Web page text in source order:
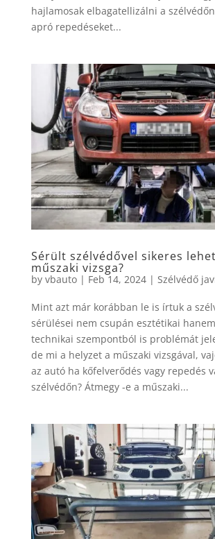
hajlamosak elbagatellizálni a
apró repedéseket...
Sérült szélvédővel sikeres
műszaki vizsga?
by vbauto| Feb 14, 2024| Szélvédő
Mint azt már korábban le is írtuk a
sérülései nem csupán esztétikai
technikai szempontból is problémát
de mi a helyzet a műszaki vizsgával,
az autó ha kőfelverődés vagy repedés
szélvédőn? Átmegy -e a műszaki...